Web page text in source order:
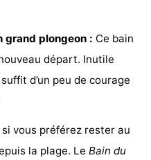
grand plongeon : Ce bain
départ. Inutile
d’un peu de courage
si vous préférez rester au
la plage. Le Bain du